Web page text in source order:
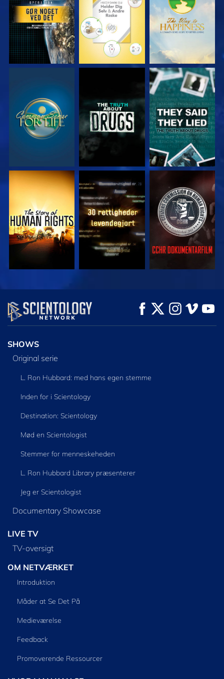
SE SE
SE SE SE
SE UDFORSK SERIEN
SHOWS
Original serie
L. Ron Hubbard: med hans egen stemme
Inden for i Scientology
Destination: Scientology
Mød en Scientologist
Stemmer for menneskeheden
L. Ron Hubbard Library præsenterer
Jeg er Scientologist
Documentary Showcase
LIVE TV
TV-oversigt
OM NETVÆRKET
Introduktion
Måder at Se Det På
Medieværelse
Feedback
Promoverende Ressourcer